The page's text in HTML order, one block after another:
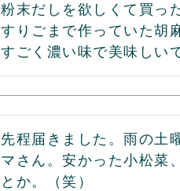
粉末だしを欲しくて買っ
すりごまで作っていた胡
すごく濃い味で美味しい
先程届きました。雨の土
マさん。安かった小松菜
とか。（笑）